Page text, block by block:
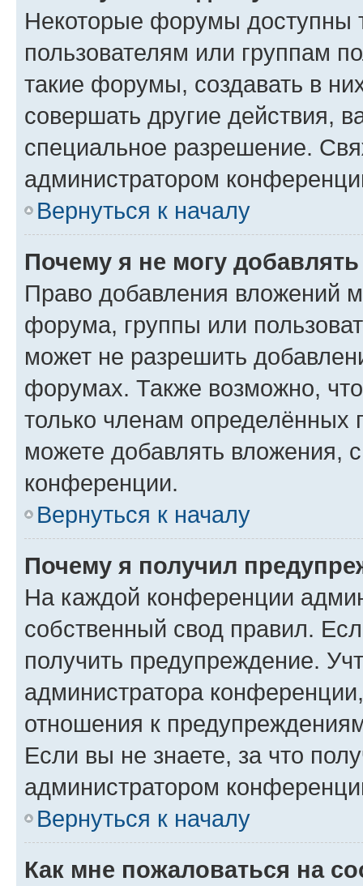
Некоторые форумы доступны
пользователям или группам
такие форумы, создавать в
совершать другие действия,
специальное разрешение.
администратором
Вернуться к началу
Почему я не могу
Право добавления вложений
форума, группы или
может не разрешить
форумах. Также возможно,
только членам определённых
можете добавлять вложения,
конференции.
Вернуться к началу
Почему я получил
На каждой конференции
собственный свод правил.
получить предупреждение.
администратора
отношения к
Если вы не знаете, за что
администратором
Вернуться к началу
Как мне пожаловаться на